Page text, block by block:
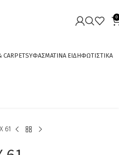
0
CARPETSΥΦΑΣΜΑΤΙΝΑ ΕΙΔΗΦΩΤΙΣΤΙΚΑ
61